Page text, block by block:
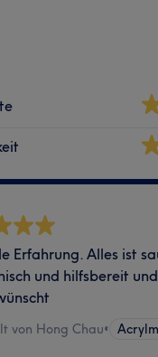
Erfahrung. Alles ist
und hilfsbereit
von Hong Chau•